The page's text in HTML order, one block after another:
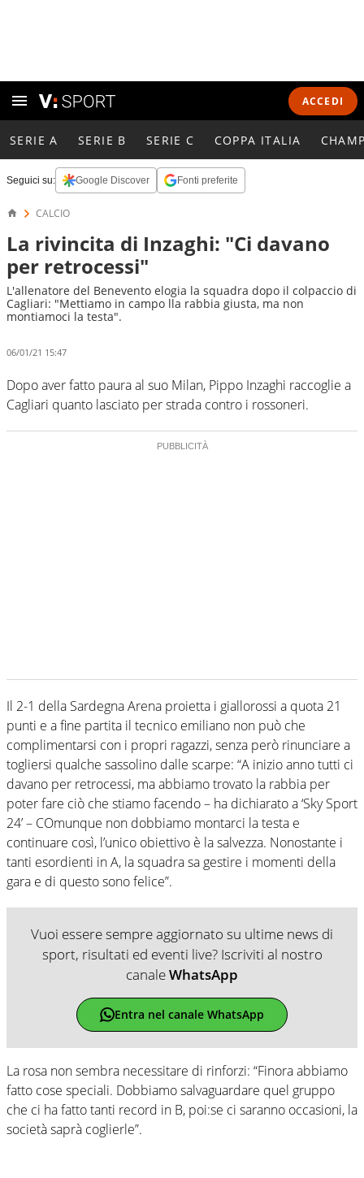
ACCEDI
SERIE A SERIE B SERIE C COPPA ITALIA
Seguici su: Google Discover Fonti preferite
CALCIO
La rivincita di Inzaghi: "Ci davano
per retrocessi"
L'allenatore del Benevento elogia la squadra dopo il colpaccio di
Cagliari: "Mettiamo in campo lla rabbia giusta, ma non
montiamoci la testa".
06/01/21 15:47
Dopo aver fatto paura al suo Milan, Pippo Inzaghi raccoglie a
Cagliari quanto lasciato per strada contro i rossoneri.
Il 2-1 della Sardegna Arena proietta i giallorossi a quota 21
punti e a fine partita il tecnico emiliano non può che
complimentarsi con i propri ragazzi, senza però rinunciare a
togliersi qualche sassolino dalle scarpe: “A inizio anno tutti ci
davano per retrocessi, ma abbiamo trovato la rabbia per
poter fare ciò che stiamo facendo – ha dichiarato a ‘Sky Sport
24’ – COmunque non dobbiamo montarci la testa e
continuare così, l’unico obiettivo è la salvezza. Nonostante i
tanti esordienti in A, la squadra sa gestire i momenti della
gara e di questo sono felice”.
Vuoi essere sempre aggiornato su ultime news di
sport, risultati ed eventi live? Iscriviti al nostro
canaleWhatsApp
Entra nel canale WhatsApp
La rosa non sembra necessitare di rinforzi: “Finora abbiamo
fatto cose speciali. Dobbiamo salvaguardare quel gruppo
che ci ha fatto tanti record in B, poi:se ci saranno occasioni, la
società saprà coglierle”.